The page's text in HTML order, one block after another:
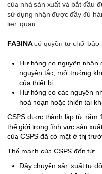
của nhà sản xuất và bắt đầu
sử dụng nhận được đầy đủ
liên quan
FABINA có quyền từ chối
Hư hỏng do nguyên nhân
nguyên tắc, môi trường
của thiết bị…..
Hư hỏng do các nguyên
hoả hoạn hoặc thiên tai
CSPS được thành lập từ năm
thế giới trong lĩnh vực sản
của CSPS đã có mặt ở thị
Thế mạnh của CSPS đến từ:
Dây chuyền sản xuất tự